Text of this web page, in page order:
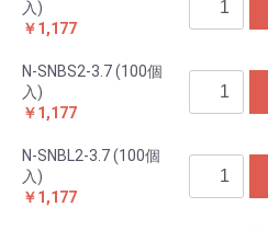
入)
￥1,177
N-SNBS2-3.7 (100個
入)
￥1,177
N-SNBL2-3.7 (100個
入)
￥1,177